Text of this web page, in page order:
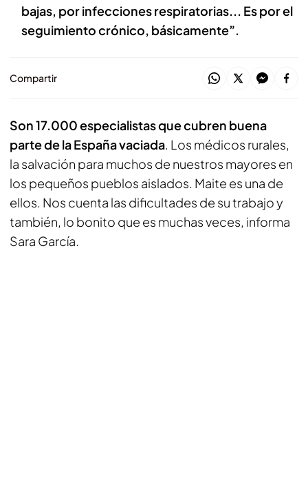
bajas, por infecciones respiratorias... Es por el
seguimiento crónico, básicamente”.
Compartir
Son 17.000 especialistas que cubren buena
parte de la España vaciada. Los médicos rurales,
la salvación para muchos de nuestros mayores en
los pequeños pueblos aislados. Maite es una de
ellos. Nos cuenta las dificultades de su trabajo y
también, lo bonito que es muchas veces, informa
Sara García.